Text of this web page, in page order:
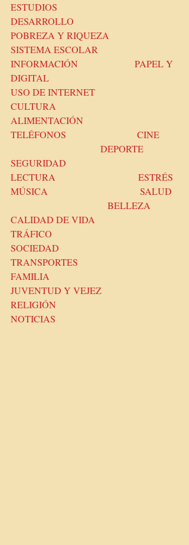
ESTUDIOS
DESARROLLO
POBREZA Y RIQUEZA
SISTEMA ESCOLAR
INFORMACIÓN                        PAPEL Y
DIGITAL
USO DE INTERNET
CULTURA
ALIMENTACIÓN
TELÉFONOS                              CINE
                                      DEPORTE
SEGURIDAD
LECTURA                                   ESTRÉS
MÚSICA                                       SALUD
                                         BELLEZA
CALIDAD DE VIDA
TRÁFICO
SOCIEDAD
TRANSPORTES
FAMILIA
JUVENTUD Y VEJEZ
RELIGIÓN
NOTICIAS